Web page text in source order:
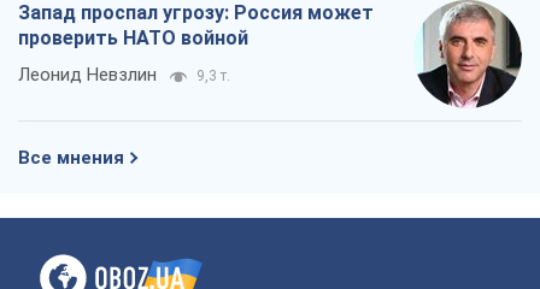
Запад проспал угрозу: Россия может
проверить НАТО войной
Леонид Невзлин 9,3 т.
Все мнения